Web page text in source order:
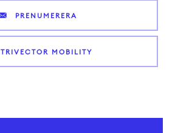
PRENUMERERA
TRIVECTOR MOBILITY